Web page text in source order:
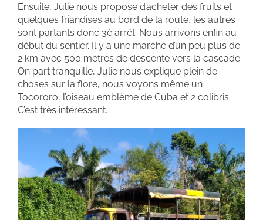
Ensuite, Julie nous propose d’acheter des fruits et
quelques friandises au bord de la route, les autres
sont partants donc 3è arrêt. Nous arrivons enfin au
début du sentier. Il y a une marche d’un peu plus de
2 km avec 500 mètres de descente vers la cascade.
On part tranquille, Julie nous explique plein de
choses sur la flore, nous voyons même un
Tocororo, l’oiseau emblème de Cuba et 2 colibris.
C’est très intéressant.